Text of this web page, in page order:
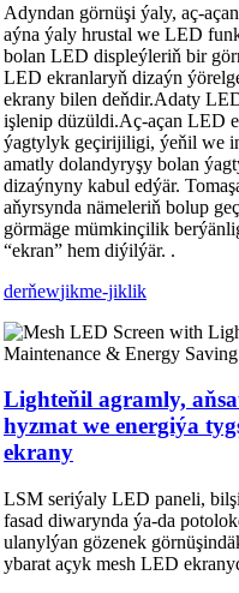
Adyndan görnüşi ýaly, aç-
aýna ýaly hrustal we LED
bolan LED displeýleriň bir
LED ekranlaryň dizaýn
ekrany bilen deňdir.Adaty
işlenip düzüldi.Aç-açan LED
ýagtylyk geçirijiligi, ýeňil we
amatly dolandyryşy bolan
dizaýnyny kabul edýär.
aňyrsynda nämeleriň bolup
görmäge mümkinçilik
“ekran” hem diýilýär. .
derňewjikme-jiklik
Lighteňil agramly,
hyzmat we energiýa
ekrany
LSM seriýaly LED paneli,
fasad diwarynda ýa-da
ulanylýan gözenek
ybarat açyk mesh LED